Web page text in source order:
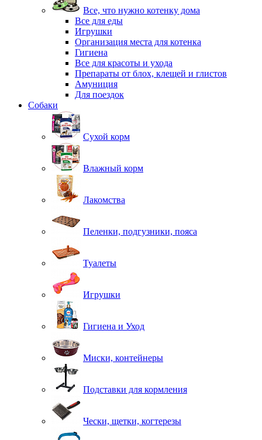
Все, что нужно котенку дома
Все для еды
Игрушки
Организация места для котенка
Гигиена
Все для красоты и ухода
Препараты от блох, клещей и глистов
Амуниция
Для поездок
Собаки
Сухой корм
Влажный корм
Лакомства
Пеленки, подгузники, пояса
Туалеты
Игрушки
Гигиена и Уход
Миски, контейнеры
Подставки для кормления
Чески, щетки, когтерезы